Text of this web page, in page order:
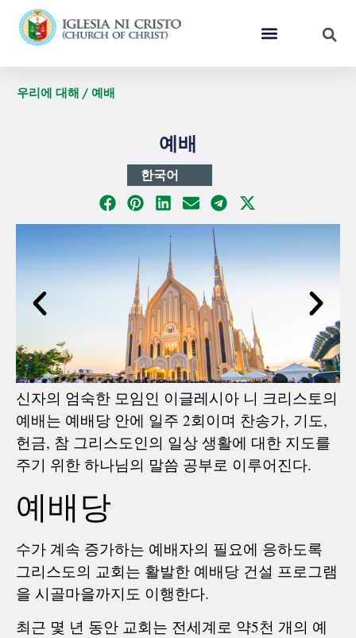
우리에 대해 / 예배
예배
한국어
신자의 엄숙한 모임인 이글레시아 니 크리스토의
예배는 예배당 안에 일주 2회이며 찬송가, 기도,
헌금, 참 그리스도인의 일상 생활에 대한 지도를
주기 위한 하나님의 말씀 공부로 이루어진다.
예배당
수가 계속 증가하는 예배자의 필요에 응하도록
그리스도의 교회는 활발한 예배당 건설 프로그램
을 시골마을까지도 이행한다.
최근 몇 년 동안 교회는 전세계로 약5천 개의 예